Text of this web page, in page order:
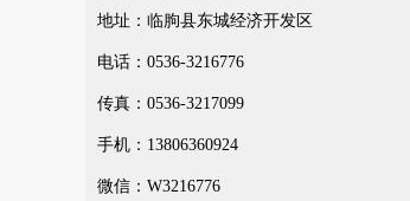
地址：临朐县东城经济开发区
电话：0536-3216776
传真：0536-3217099
手机：13806360924
微信：W3216776